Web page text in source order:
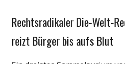
Gesellschaft
Internet
Rechtsradikaler Die-Welt-
reizt Bürger bis aufs Blut